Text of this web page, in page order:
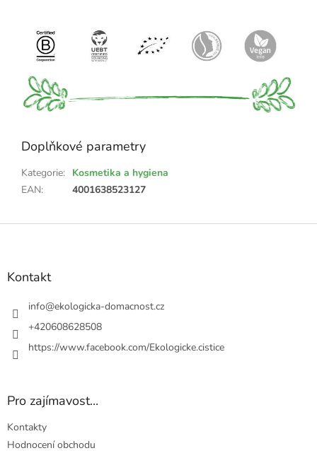
Doplňkové parametry
Kategorie: Kosmetika a hygiena
EAN: 4001638523127
Z
Kontakt
info@ekologicka-domacnost.cz
+420608628508
https://www.facebook.com/Ekologicke.cistice
Pro zajímavost...
Kontakty
Hodnocení obchodu